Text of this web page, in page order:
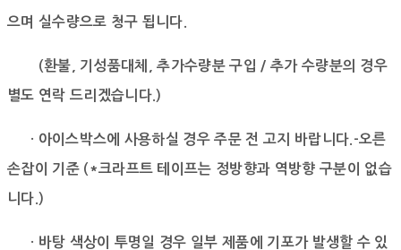
으며 실수량으로 청구 됩니다.
(환불, 기성품대체, 추가수량분 구입 / 추가 수량분의 경우
별도 연락 드리겠습니다.)
· 아이스박스에 사용하실 경우 주문 전 고지 바랍니다.-오른
손잡이 기준 (*크라프트 테이프는 정방향과 역방향 구분이 없습
니다.)
· 바탕 색상이 투명일 경우 일부 제품에 기포가 발생할 수 있